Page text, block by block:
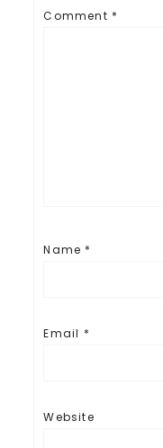
Comment *
Name *
Email *
Website